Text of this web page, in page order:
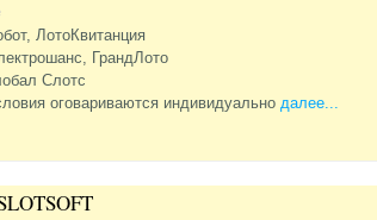
ЛотоКвитанция
ГрандЛото
Слотс
оговариваются индивидуальнодалее...